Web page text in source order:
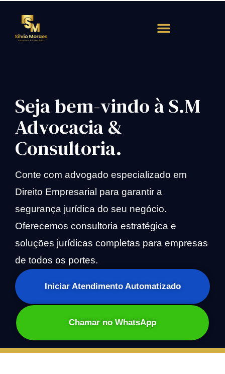
Seja bem-vindo à S.M
Advocacia &
Consultoria.
Conte com advogado especializado em
Direito Empresarial para garantir a
segurança jurídica do seu negócio.
Oferecemos consultoria estratégica e
soluções jurídicas completas para empresas
de todos os portes.
Iniciar Atendimento Automatizado
Chamar no WhatsApp